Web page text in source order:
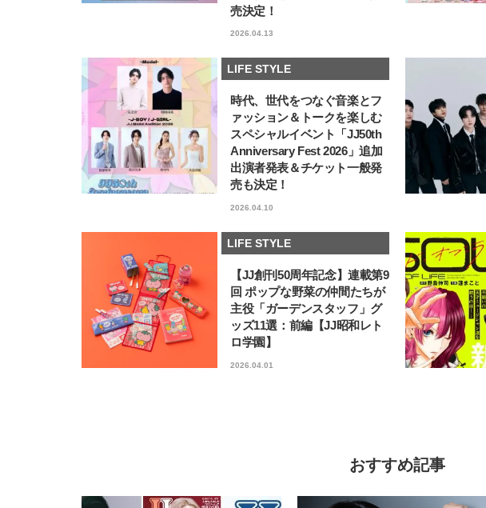
売決定！
2026.04.13
LIFE STYLE
時代、世代をつなぐ音楽とフ
ァッション＆トークを楽しむ
スペシャルイベント「JJ50th
Anniversary Fest 2026」追加
出演者発表＆チケット一般発
売も決定！
2026.04.10
LIFE STYLE
【JJ創刊50周年記念】連載第9
回 ポップな野菜の仲間たちが
主役「ガーデンスタッフ」グ
ッズ11選：前編【JJ昭和レト
ロ学園】
2026.04.01
おすすめ記事